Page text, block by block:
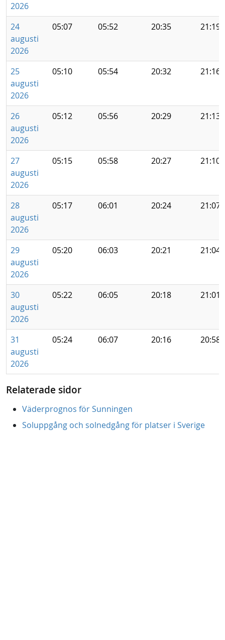
2026
24
augusti
2026
05:07 05:52 20:35 21:19
25
augusti
2026
05:10 05:54 20:32 21:16
26
augusti
2026
05:12 05:56 20:29 21:13
27
augusti
2026
05:15 05:58 20:27 21:10
28
augusti
2026
05:17 06:01 20:24 21:07
29
augusti
2026
05:20 06:03 20:21 21:04
30
augusti
2026
05:22 06:05 20:18 21:01
31
augusti
2026
05:24 06:07 20:16 20:58
Relaterade sidor
Väderprognos för Sunningen
Soluppgång och solnedgång för platser i Sverige